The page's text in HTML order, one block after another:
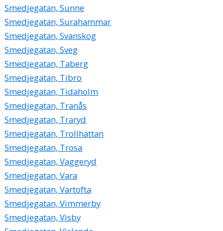
Smedjegatan, Sunne
Smedjegatan, Surahammar
Smedjegatan, Svanskog
Smedjegatan, Sveg
Smedjegatan, Taberg
Smedjegatan, Tibro
Smedjegatan, Tidaholm
Smedjegatan, Tranås
Smedjegatan, Traryd
Smedjegatan, Trollhättan
Smedjegatan, Trosa
Smedjegatan, Vaggeryd
Smedjegatan, Vara
Smedjegatan, Vartofta
Smedjegatan, Vimmerby
Smedjegatan, Visby